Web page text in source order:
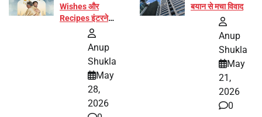
Wishes और
Recipes इंटरनेट
पर हुईं वायरल
Anup
Shukla
May
28,
2026
बयान से मचा विवाद
Anup
Shukla
May
21,
2026
0